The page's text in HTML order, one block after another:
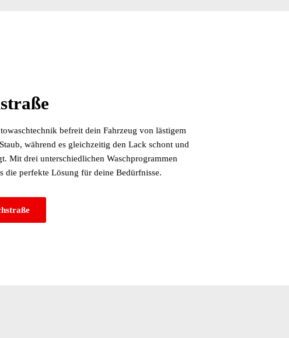
befreit dein Fahrzeug von lästigem
während es gleichzeitig den Lack schont und
Mit drei unterschiedlichen Waschprogrammen
die perfekte Lösung für deine Bedürfnisse.